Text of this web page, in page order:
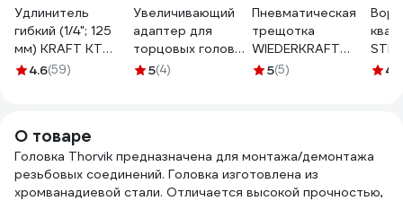
Удлинитель
гибкий (1/4"; 125
мм) KRAFT KT
700639
4.6(59)
Увеличивающий
адаптер для
торцовых головок
KRAFTOOL 3/8"M x
5(4)
Пневматическая
трещотка
WIEDERKRAFT
WDK-21215
5(5)
4.9
О товаре
Головка Thorvik предназначена для монтажа/демонтажа
резьбовых соединений. Головка изготовлена из
хромванадиевой стали. Отличается высокой прочностью,